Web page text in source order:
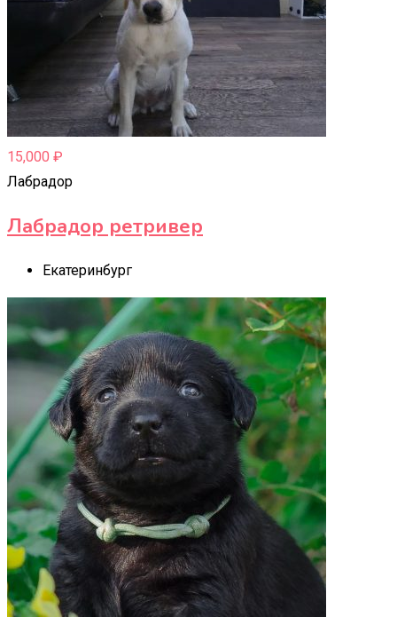
15,000 ₽
Лабрадор
Лабрадор ретривер
Екатеринбург